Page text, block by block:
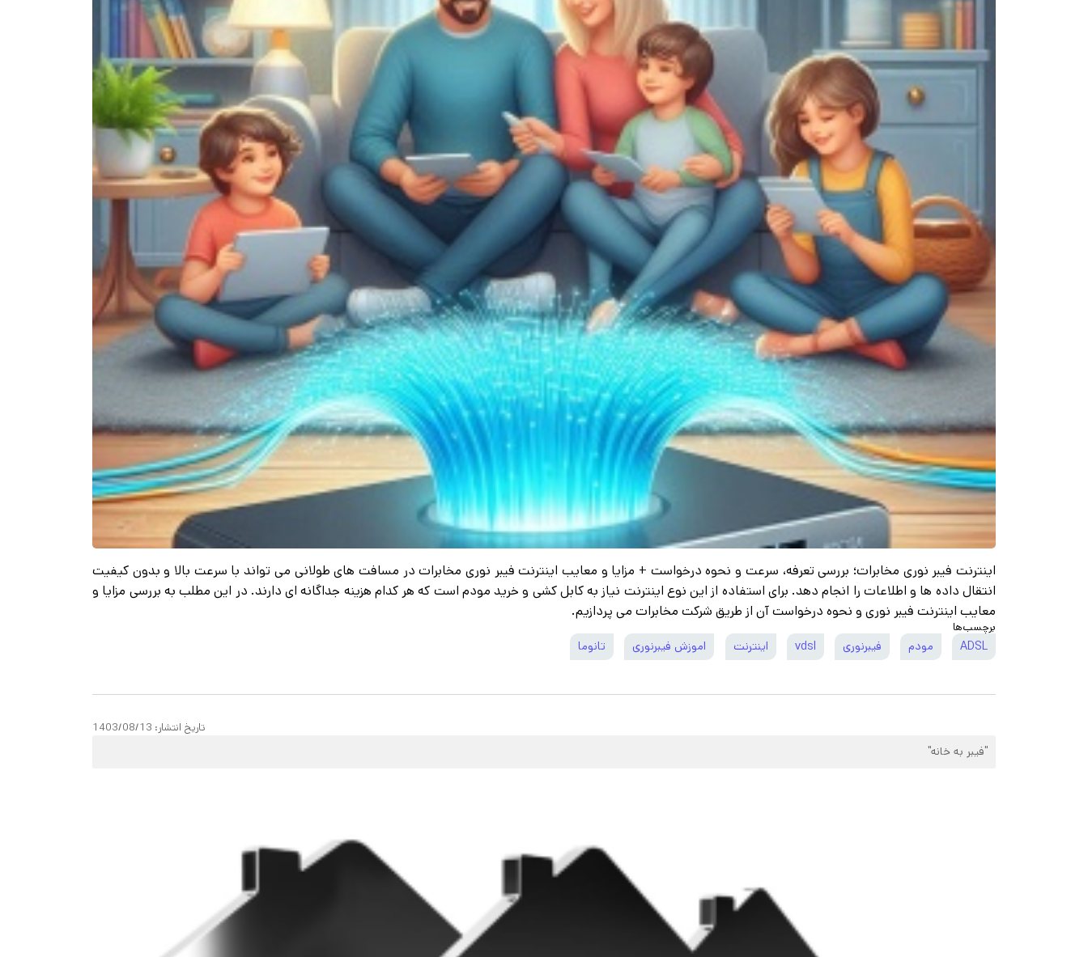
اینترنت فیبر نوری مخابرات؛ بررسی تعرفه، سرعت و نحوه درخواست + مزایا و معایب اینترنت فیبر نوری مخابرات در مسافت های طولانی می تواند با سرعت بالا و بدون کیفیت
انتقال داده ها و اطلاعات را انجام دهد. برای استفاده از این نوع اینترنت نیاز به کابل کشی و خرید مودم است که هر کدام هزینه جداگانه ای دارند. در این مطلب به بررسی مزایا و
معایب اینترنت فیبر نوری و نحوه درخواست آن از طریق شرکت مخابرات می پردازیم.
برچسب‌ها
ADSL مودم فیبرنوری vdsl اینترنت اموزش فیبرنوری تانوما
تاریخ انتشار: 1403/08/13
"فیبر به خانه"